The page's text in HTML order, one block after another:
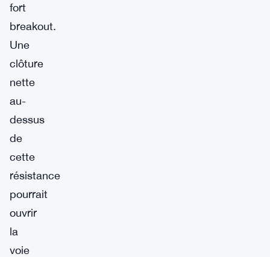
fort
breakout.
Une
clôture
nette
au-
dessus
de
cette
résistance
pourrait
ouvrir
la
voie